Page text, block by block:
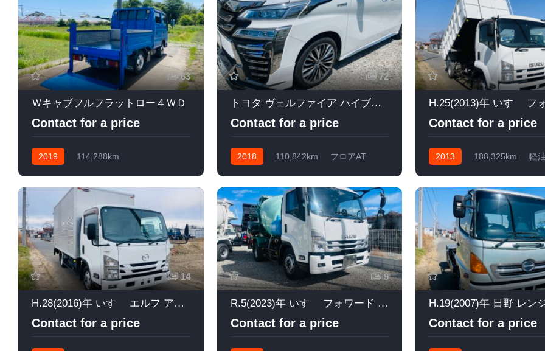
63
Ｗキャブフルフラットロー４ＷＤ
Contact for a price
2019
114,288km
72
トヨタ ヴェルファイア ハイブリッド 2.5 エグゼクティブ ラウンジ Z E-Four 4WD ワンオーナー
Contact for a price
2018 110,842km
フロアAT
Contact for a price
2013 188,325km 軽
14
H.28(2016)年 いすゞ エルフ アルミバン いすゞマツダアルミバンパワーゲート付き
Contact for a price
9
R.5(2023)年 いすゞ フォワード ミキサー車 コンクリートミキサーカヤバM32C グリーン
Contact for a price Contact for a price